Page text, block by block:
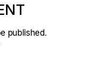
published.